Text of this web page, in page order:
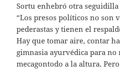
Sortu enhebró otra seguidilla
“Los presos políticos no son
pederastas y tienen el
Hay que tomar aire, contar
gimnasia ayurvédica para
mecagontodo a la altura.